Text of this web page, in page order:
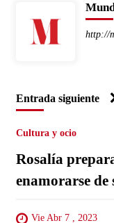
http://
Entrada siguiente
Cultura y ocio
Rosalía
enamorarse de
Vie Abr 7 , 2023